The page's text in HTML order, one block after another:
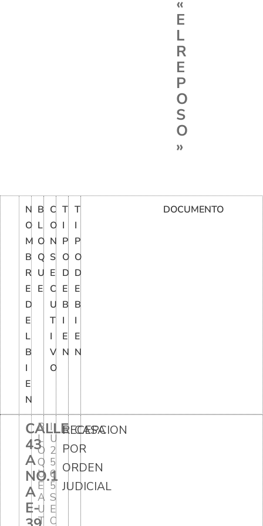
E
L
R
E
P
O
S
O
»
N
O
M
B
R
E
D
E
L
B
I
E
N
B
L
O
Q
U
E
C
O
N
S
E
C
U
T
I
V
O
T
I
P
O
D
E
B
I
E
N
T
I
P
O
D
E
B
I
E
N
DOCUMENTO
CALLE
43
A
NO.1
A
E-
B
L
O
Q
U
E
A
U
T
I
U
2
5
6
5
S
E
C
RECEPCION
POR
ORDEN
JUDICIAL
CASA